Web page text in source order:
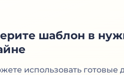
шаблон в
использовать готовые